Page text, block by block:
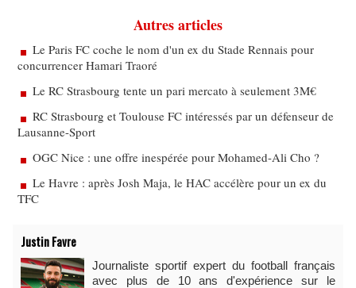
Autres articles
Le Paris FC coche le nom d'un ex du Stade Rennais pour
concurrencer Hamari Traoré
Le RC Strasbourg tente un pari mercato à seulement 3M€
RC Strasbourg et Toulouse FC intéressés par un défenseur de
Lausanne-Sport
OGC Nice : une offre inespérée pour Mohamed-Ali Cho ?
Le Havre : après Josh Maja, le HAC accélère pour un ex du
TFC
Justin Favre
Journaliste sportif expert du football français
avec plus de 10 ans d'expérience sur le